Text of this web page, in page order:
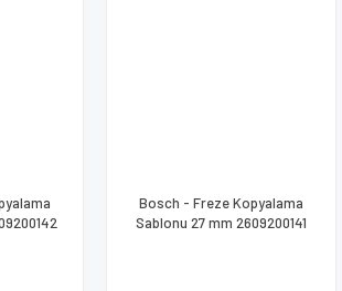
Bosch - Freze Kopyalama
Sablonu 27 mm 2609200141